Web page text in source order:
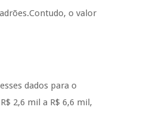
o valor
dados para o
2,6 mil a R$ 6,6 mil,